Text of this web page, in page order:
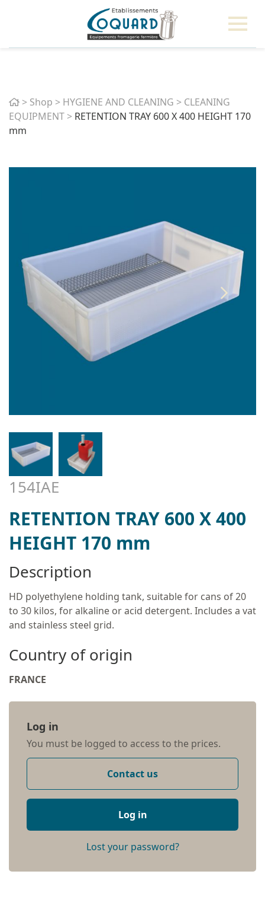
Home
> Shop > HYGIENE AND CLEANING > CLEANING
EQUIPMENT > RETENTION TRAY 600 X 400 HEIGHT 170
mm
154IAE
RETENTION TRAY 600 X 400
HEIGHT 170 mm
Description
HD polyethylene holding tank, suitable for cans of 20
to 30 kilos, for alkaline or acid detergent. Includes a vat
and stainless steel grid.
Country of origin
FRANCE
Log in
You must be logged to access to the prices.
Contact us
Log in
Lost your password?